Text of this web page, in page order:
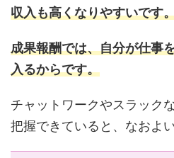
収入も高くなりやすいです
成果報酬では、自分が仕事
入るからです。
チャットワークやスラック
把握できていると、なおよ